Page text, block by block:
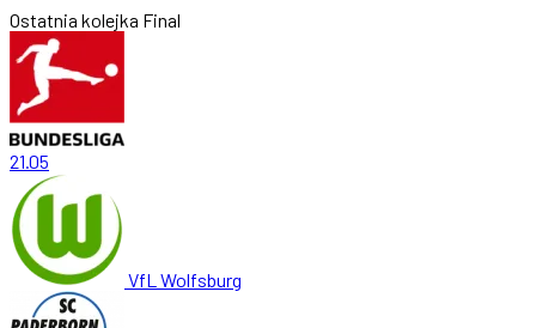
Ostatnia kolejka Final
21.05
VfL Wolfsburg